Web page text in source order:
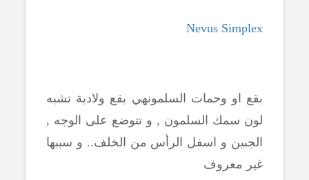
Nevus Simplex
بقع او وحمات السلمونهي بقع ولادية تشبه
لون سمك السلمون , و تتوضع على الوجه ,
الجبين و اسفل الرأس من الخلف.. و سببها
غير معروف